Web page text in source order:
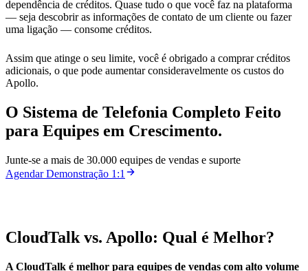
dependência de créditos. Quase tudo o que você faz na plataforma
— seja descobrir as informações de contato de um cliente ou fazer
uma ligação — consome créditos.
Assim que atinge o seu limite, você é obrigado a comprar créditos
adicionais, o que pode aumentar consideravelmente os custos do
Apollo.
O Sistema de Telefonia Completo Feito
para Equipes em Crescimento.
Junte-se a mais de 30.000 equipes de vendas e suporte
Agendar Demonstração 1:1
CloudTalk vs. Apollo: Qual é Melhor?
A CloudTalk é melhor para equipes de vendas com alto volume